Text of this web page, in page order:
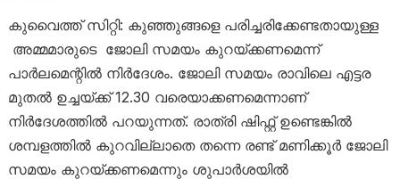
കുവൈത്ത് സിറ്റി: കുഞ്ഞുങ്ങളെ പരിച്ചരിക്കേണ്ടതായുള്ള
അമ്മമാരുടെ ജോലി സമയം കുറയ്ക്കണമെന്ന്
പാർലമെന്റിൽ നിർദേശം. ജോലി സമയം രാവിലെ എട്ടര
മുതൽ ഉച്ചയ്ക്ക് 12.30 വരെയാക്കണമെന്നാണ്
നിര്‍ദേശത്തിൽ പറയുന്നത്. രാത്രി ഷിഫ്റ്റ് ഉണ്ടെങ്കിൽ
ശമ്പളത്തിൽ കുറവില്ലാതെ തന്നെ രണ്ട് മണിക്കൂർ ജോലി
സമയം കുറയ്ക്കണമെന്നും ശുപാര്‍ശയില്‍